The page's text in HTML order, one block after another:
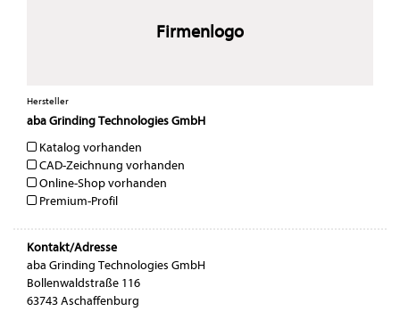
Firmenlogo
Hersteller
aba Grinding Technologies GmbH
Katalog vorhanden
CAD-Zeichnung vorhanden
Online-Shop vorhanden
Premium-Profil
Kontakt/Adresse
aba Grinding Technologies GmbH
Bollenwaldstraße 116
63743 Aschaffenburg